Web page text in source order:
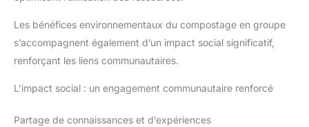
Les bénéfices environnementaux du compostage en groupe
s’accompagnent également d’un impact social significatif,
renforçant les liens communautaires.
L’impact social : un engagement communautaire renforcé
Partage de connaissances et d’expériences